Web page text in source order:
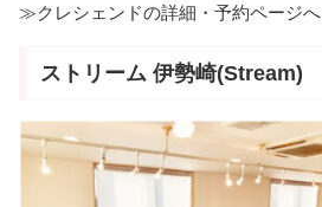
≫クレシェンドの詳細・予約ページへ
ストリーム 伊勢崎(Stream)